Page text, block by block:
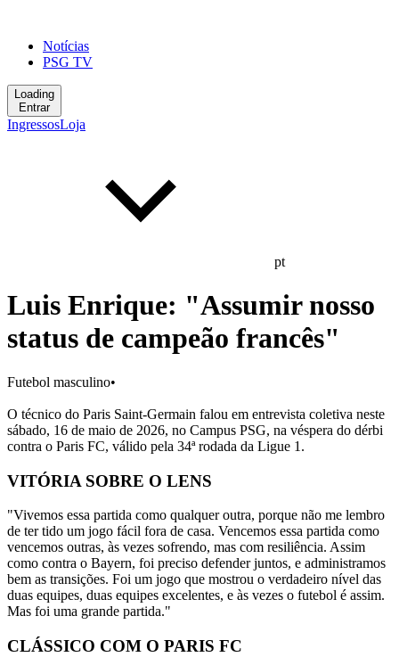
Notícias
PSG TV
Loading
Entrar
IngressosLoja
pt
Luis Enrique: "Assumir nosso
status de campeão francês"
Futebol masculino•
O técnico do Paris Saint-Germain falou em entrevista coletiva neste
sábado, 16 de maio de 2026, no Campus PSG, na véspera do dérbi
contra o Paris FC, válido pela 34ª rodada da Ligue 1.
VITÓRIA SOBRE O LENS
"Vivemos essa partida como qualquer outra, porque não me lembro
de ter tido um jogo fácil fora de casa. Vencemos essa partida como
vencemos outras, às vezes sofrendo, mas com resiliência. Assim
como contra o Bayern, foi preciso defender juntos, e administramos
bem as transições. Foi um jogo que mostrou o verdadeiro nível das
duas equipes, duas equipes excelentes, e às vezes o futebol é assim.
Mas foi uma grande partida."
CLÁSSICO COM O PARIS FC